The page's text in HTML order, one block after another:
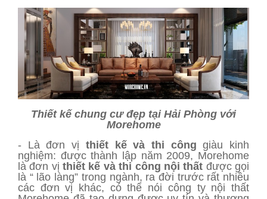
Thiết kế chung cư đẹp tại Hải Phòng với
Morehome
- Là đơn vị thiết kế và thi công giàu kinh
nghiệm: được thành lập năm 2009, Morehome
là đơn vịthiết kế và thi công nội thất được gọi
là “ lão làng” trong ngành, ra đời trước rất nhiều
các đơn vị khác, có thể nói công ty nội thất